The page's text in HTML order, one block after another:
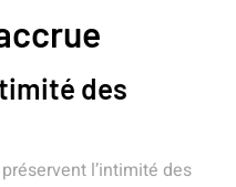
des
l’intimité des